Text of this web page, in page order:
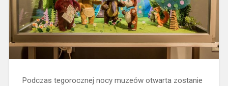
Podczas tegorocznej nocy muzeów otwarta zostanie